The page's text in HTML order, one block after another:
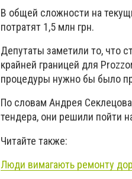
В общей сложности на
потратят 1,5 млн грн.
Депутаты заметили то, что
крайней границей для
процедуры нужно бы было
По словам Андрея
тендера, они решили пойти
Читайте также:
Люди вимагають ремонту